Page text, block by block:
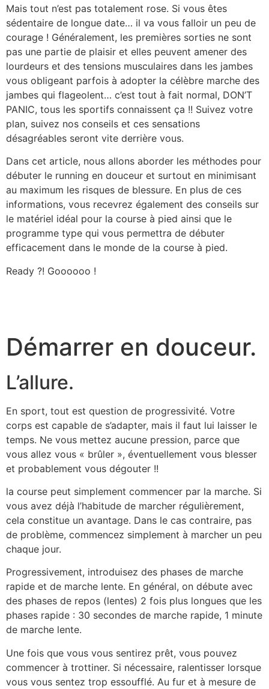
Mais tout n’est pas totalement rose. Si vous êtes
sédentaire de longue date… il va vous falloir un peu de
courage ! Généralement, les premières sorties ne sont
pas une partie de plaisir et elles peuvent amener des
lourdeurs et des tensions musculaires dans les jambes
vous obligeant parfois à adopter la célèbre marche des
jambes qui flageolent… c’est tout à fait normal, DON’T
PANIC, tous les sportifs connaissent ça !! Suivez votre
plan, suivez nos conseils et ces sensations
désagréables seront vite derrière vous.
Dans cet article, nous allons aborder les méthodes pour
débuter le running en douceur et surtout en minimisant
au maximum les risques de blessure. En plus de ces
informations, vous recevrez également des conseils sur
le matériel idéal pour la course à pied ainsi que le
programme type qui vous permettra de débuter
efficacement dans le monde de la course à pied.
Ready ?! Goooooo !
Démarrer en douceur.
L’allure.
En sport, tout est question de progressivité. Votre
corps est capable de s’adapter, mais il faut lui laisser le
temps. Ne vous mettez aucune pression, parce que
vous allez vous « brûler », éventuellement vous blesser
et probablement vous dégouter !!
la course peut simplement commencer par la marche. Si
vous avez déjà l’habitude de marcher régulièrement,
cela constitue un avantage. Dans le cas contraire, pas
de problème, commencez simplement à marcher un peu
chaque jour.
Progressivement, introduisez des phases de marche
rapide et de marche lente. En général, on débute avec
des phases de repos (lentes) 2 fois plus longues que les
phases rapide : 30 secondes de marche rapide, 1 minute
de marche lente.
Une fois que vous vous sentirez prêt, vous pouvez
commencer à trottiner. Si nécessaire, ralentisser lorsque
vous vous sentez trop essoufflé. Au fur et à mesure de